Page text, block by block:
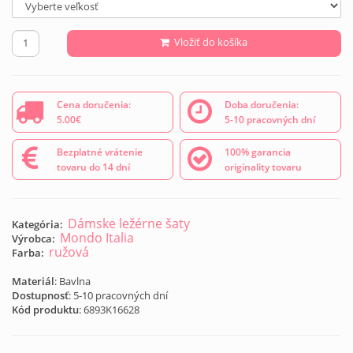
Vložiť do košíka
Cena doručenia:
5.00€
Doba doručenia:
5-10 pracovných dní
Bezplatné vrátenie
tovaru do 14 dní
100% garancia
originality tovaru
Kategória: Dámske ležérne šaty
Výrobca: Mondo Italia
Farba: ružová
Materiál: Bavlna
Dostupnosť: 5-10 pracovných dní
Kód produktu:6893K16628